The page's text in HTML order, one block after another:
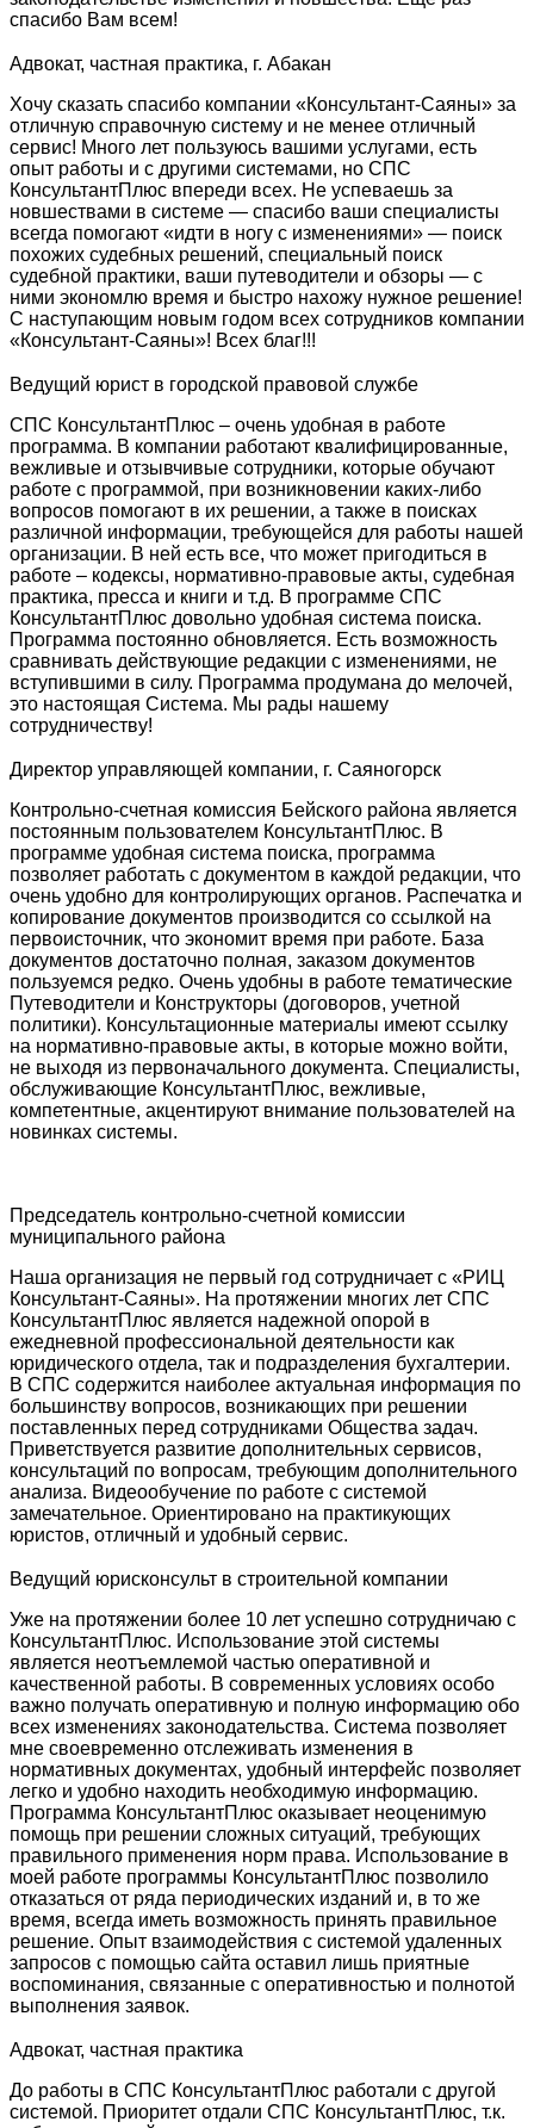
спасибо Вам всем!
Адвокат, частная практика, г. Абакан
Хочу сказать спасибо компании «Консультант-Саяны» за
отличную справочную систему и не менее отличный
сервис! Много лет пользуюсь вашими услугами, есть
опыт работы и с другими системами, но СПС
КонсультантПлюс впереди всех. Не успеваешь за
новшествами в системе — спасибо ваши специалисты
всегда помогают «идти в ногу с изменениями» — поиск
похожих судебных решений, специальный поиск
судебной практики, ваши путеводители и обзоры — с
ними экономлю время и быстро нахожу нужное решение!
С наступающим новым годом всех сотрудников компании
«Консультант-Саяны»! Всех благ!!!
Ведущий юрист в городской правовой службе
СПС КонсультантПлюс – очень удобная в работе
программа. В компании работают квалифицированные,
вежливые и отзывчивые сотрудники, которые обучают
работе с программой, при возникновении каких-либо
вопросов помогают в их решении, а также в поисках
различной информации, требующейся для работы нашей
организации. В ней есть все, что может пригодиться в
работе – кодексы, нормативно-правовые акты, судебная
практика, пресса и книги и т.д. В программе СПС
КонсультантПлюс довольно удобная система поиска.
Программа постоянно обновляется. Есть возможность
сравнивать действующие редакции с изменениями, не
вступившими в силу. Программа продумана до мелочей,
это настоящая Система. Мы рады нашему
сотрудничеству!
Директор управляющей компании, г. Саяногорск
Контрольно-счетная комиссия Бейского района является
постоянным пользователем КонсультантПлюс. В
программе удобная система поиска, программа
позволяет работать с документом в каждой редакции, что
очень удобно для контролирующих органов. Распечатка и
копирование документов производится со ссылкой на
первоисточник, что экономит время при работе. База
документов достаточно полная, заказом документов
пользуемся редко. Очень удобны в работе тематические
Путеводители и Конструкторы (договоров, учетной
политики). Консультационные материалы имеют ссылку
на нормативно-правовые акты, в которые можно войти,
не выходя из первоначального документа. Специалисты,
обслуживающие КонсультантПлюс, вежливые,
компетентные, акцентируют внимание пользователей на
новинках системы.
Председатель контрольно-счетной комиссии
муниципального района
Наша организация не первый год сотрудничает с «РИЦ
Консультант-Саяны». На протяжении многих лет СПС
КонсультантПлюс является надежной опорой в
ежедневной профессиональной деятельности как
юридического отдела, так и подразделения бухгалтерии.
В СПС содержится наиболее актуальная информация по
большинству вопросов, возникающих при решении
поставленных перед сотрудниками Общества задач.
Приветствуется развитие дополнительных сервисов,
консультаций по вопросам, требующим дополнительного
анализа. Видеообучение по работе с системой
замечательное. Ориентировано на практикующих
юристов, отличный и удобный сервис.
Ведущий юрисконсульт в строительной компании
Уже на протяжении более 10 лет успешно сотрудничаю с
КонсультантПлюс. Использование этой системы
является неотъемлемой частью оперативной и
качественной работы. В современных условиях особо
важно получать оперативную и полную информацию обо
всех изменениях законодательства. Система позволяет
мне своевременно отслеживать изменения в
нормативных документах, удобный интерфейс позволяет
легко и удобно находить необходимую информацию.
Программа КонсультантПлюс оказывает неоценимую
помощь при решении сложных ситуаций, требующих
правильного применения норм права. Использование в
моей работе программы КонсультантПлюс позволило
отказаться от ряда периодических изданий и, в то же
время, всегда иметь возможность принять правильное
решение. Опыт взаимодействия с системой удаленных
запросов с помощью сайта оставил лишь приятные
воспоминания, связанные с оперативностью и полнотой
выполнения заявок.
Адвокат, частная практика
До работы в СПС КонсультантПлюс работали с другой
системой. Приоритет отдали СПС КонсультантПлюс, т.к.